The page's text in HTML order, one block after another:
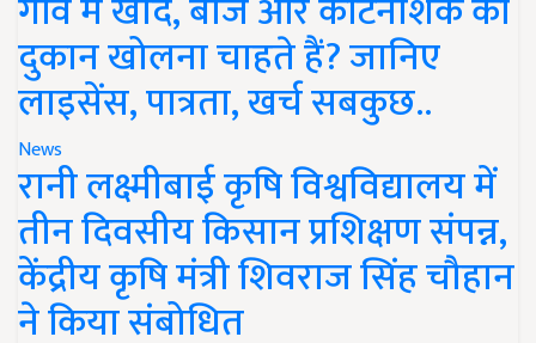
दुकान खोलना चाहते हैं? जानिए
लाइसेंस, पात्रता, खर्च सबकुछ..
News
रानी लक्ष्मीबाई कृषि विश्वविद्यालय में
तीन दिवसीय किसान प्रशिक्षण संपन्न,
केंद्रीय कृषि मंत्री शिवराज सिंह चौहान
ने किया संबोधित